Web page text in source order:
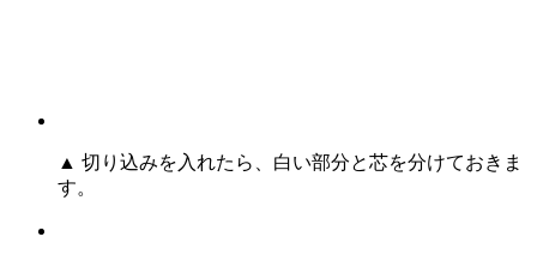
▲ 切り込みを入れたら、白い部分と芯を分けておきま
す。